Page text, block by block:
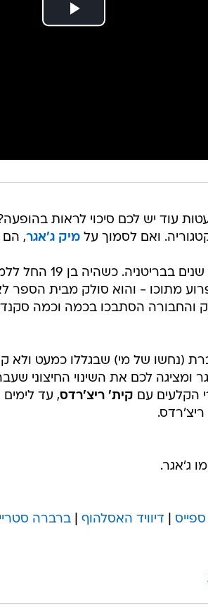
עוד יש לכם סיכוי לראות
ואם לסמוך על מיק ג'אגר, הם
מייקל ג'אגר נולד
מתוכו - והוא סולק מבית הספר
והחבורה הסתבכו בכמה וכמה
(נחשו של מי) שבגללו כמעט ולא
ומציגה לכם את השינוי החיצוני
הקלעים עם קית' ריצ'רדס, עד
ג'אגר.
ספייס דיוויד האסלהוף ברברה